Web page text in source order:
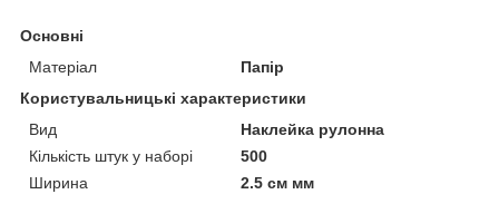
Основні
Матеріал
Папір
Користувальницькі характеристики
Вид
Наклейка рулонна
Кількість штук у наборі
500
Ширина
2.5 см мм